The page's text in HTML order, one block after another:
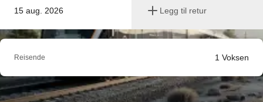
15 aug. 2026 Legg til retur
Reisende 1 Voksen